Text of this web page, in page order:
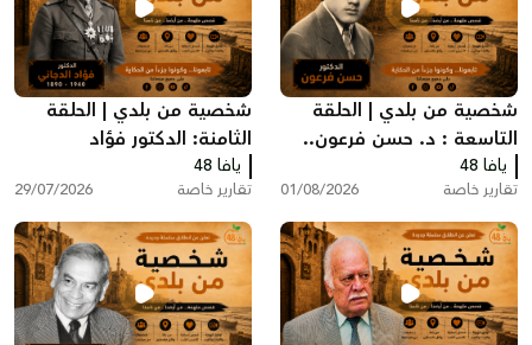
شخصية من بلدي | الحلقة
التاسعة : د. حسن فرعون..
الطبيب الذي رفض مغادرة
يافا عام 1948
يافا 48
تقارير خاصة 01/08/2026
شخصية من بلدي | الحلقة
الثامنة: الدكتور فؤاد
الدجاني.. رائد الطب والجراحة
في فلسطين
يافا 48
تقارير خاصة 29/07/2026